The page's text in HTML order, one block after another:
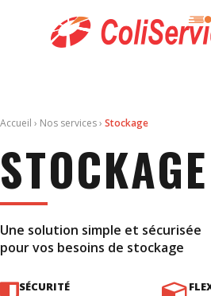
Accueil › Nos services› Stockage
STOCKAGE
Une solution simple et sécurisée
pour vos besoins de stockage
SÉCURITÉ